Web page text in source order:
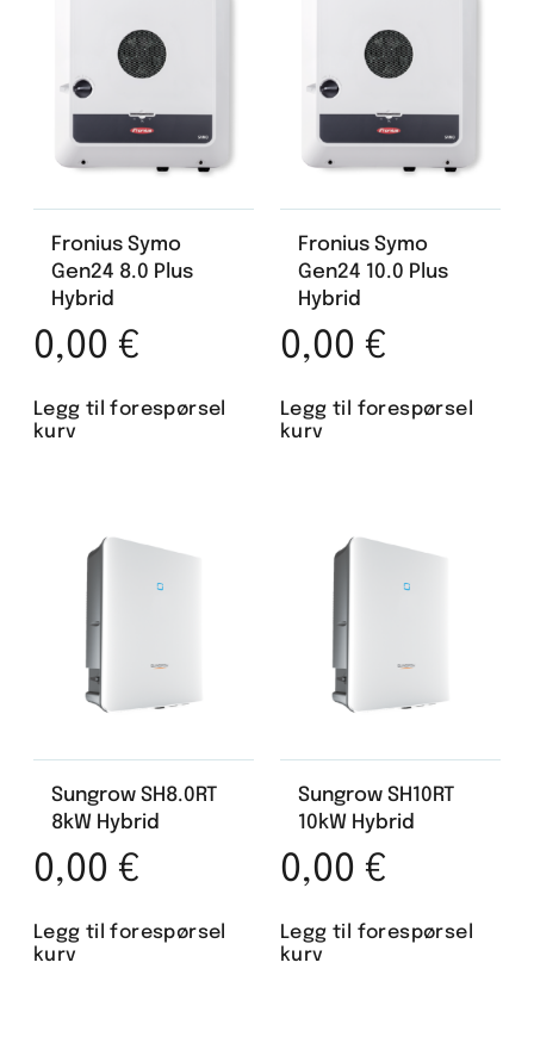
Fronius Symo
Gen24 8.0 Plus
Hybrid
0,00 €
Legg til forespørsel
kurv
Fronius Symo
Gen24 10.0 Plus
Hybrid
0,00 €
Legg til forespørsel
kurv
Sungrow SH8.0RT
8kW Hybrid
0,00 €
Legg til forespørsel
kurv
Sungrow SH10RT
10kW Hybrid
0,00 €
Legg til forespørsel
kurv